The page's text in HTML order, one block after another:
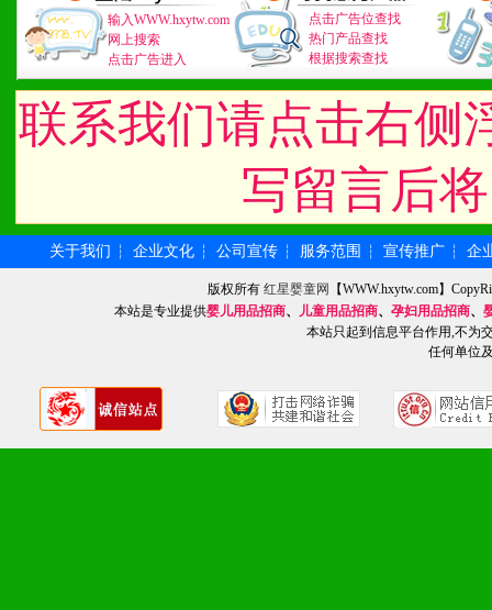
输入WWW.hxytw.com
网上搜索
点击广告进入
点击广告位查找
热门产品查找
根据搜索查找
联系我们请点击右侧
写留言后
关于我们 ┆ 企业文化 ┆ 公司宣传 ┆ 服务范围 ┆ 宣传推广 ┆ 企
版权所有红星婴童网
【WWW.hxytw.com】
本站是专业提供婴儿用品招商、 儿童用品招商、 孕妇用品招商、
本站只起到信息平台作用,不为
任何单位